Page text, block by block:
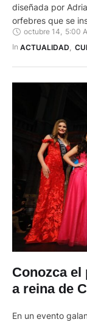
diseñada por
orfebres que se
jardines
los colores y la
octubre 14, 5:00
In ACTUALIDAD
Conozca
a reina de
En un evento